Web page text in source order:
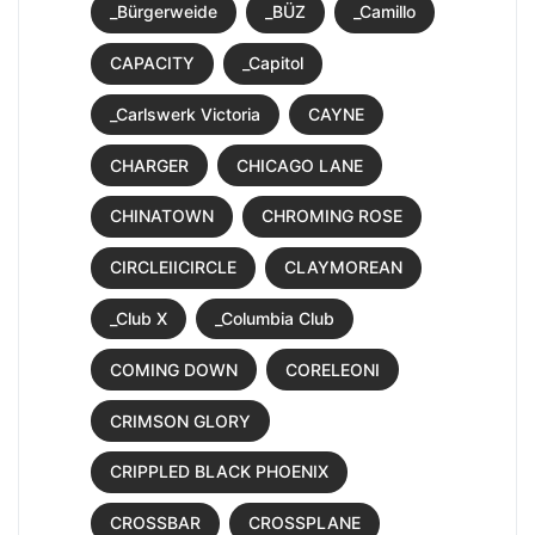
_Bürgerweide _BÜZ _Camillo
CAPACITY _Capitol
_Carlswerk Victoria CAYNE
CHARGER CHICAGO LANE
CHINATOWN CHROMING ROSE
CIRCLEIICIRCLE CLAYMOREAN
_Club X _Columbia Club
COMING DOWN CORELEONI
CRIMSON GLORY
CRIPPLED BLACK PHOENIX
CROSSBAR CROSSPLANE